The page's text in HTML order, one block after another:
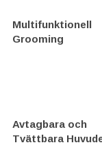
Multifunktionell
Grooming
Avtagbara och
Tvättbara